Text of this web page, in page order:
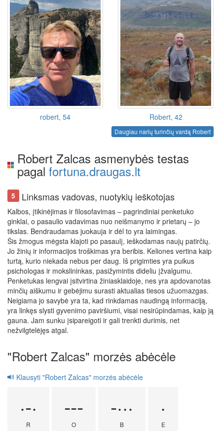
robert, 54 Robert, 42
Daugiau narių turinčių vardą Robert
Robert Zalcas asmenybės testas
pagal fortuna.draugas.lt
5 Linksmas vadovas, nuotykių ieškotojas
Kalbos, įtikinėjimas ir filosofavimas – pagrindiniai penketuko
ginklai, o pasaulio vadavimas nuo neišmanymo ir prietarų – jo
tikslas. Bendraudamas juokauja ir dėl to yra laimingas.
Šis žmogus mėgsta klajoti po pasaulį, ieškodamas naujų patirčių.
Jo žinių ir informacijos troškimas yra beribis. Keliones vertina kaip
turtą, kurio niekada nebus per daug. Iš prigimties yra puikus
psichologas ir mokslininkas, pasižymintis dideliu įžvalgumu.
Penketukas lengvai įsitvirtina žiniasklaidoje, nes yra apdovanotas
minčių aiškumu ir gebėjimu surasti aktualias tiesos užuomazgas.
Neigiama jo savybė yra ta, kad rinkdamas naudingą informaciją,
yra linkęs slysti gyvenimo paviršiumi, visai nesirūpindamas, kaip ją
gauna. Jam sunku įsipareigoti ir gali trenkti durimis, net
nežvilgtelėjęs atgal.
"Robert Zalcas" morzės abėcėle
Klausyti "Robert Zalcas" morzės abėcėle
·-·
R
---
O
-···
B
·
E